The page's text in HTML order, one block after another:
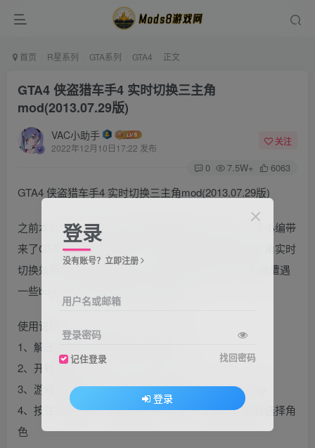
首页 R星系列 GTA系列 GTA4 正文
GTA4 侠盗猎车手4 实时切换三主角
mod(2013.07.29版)
VAC小助手
2022年12月10日17:22 发布
关注
0 7.5W+ 6063
GTA4 侠盗猎车手4 实时切换三主角mod(2013.07.29版)
之前本站介绍过GTA5式切换武器界面mod下载，今天小编带
来了GTA5敲碗系列第二弹，在GTA4中实现GTA5多主角实时
切换效果的mod。虽然这个mod还在开发阶段，难免会遭遇
一些bug，感兴趣的玩家可以尝尝鲜。
使用说明
1、解压缩到游戏目录Scripts文件夹
2、开始游戏
3、游戏中按数字键1～3分别切换Niko、Luis、Johnny
4、按住X键不放可以看到角色HUD，移动鼠标可旋转选择角
色
登录
没有账号？立即注册
用户名或邮箱
登录密码
记住登录 找回密码
登录